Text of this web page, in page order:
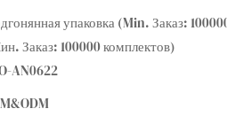
упаковка (Min. Заказ:
Заказ: 100000 комплектов)
AN0622